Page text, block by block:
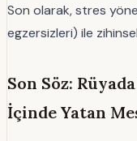
Son olarak, stres
egzersizleri) ile
Son Söz:
İçinde Yatan